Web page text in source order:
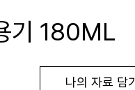
기 180ML
나의 자료 담기